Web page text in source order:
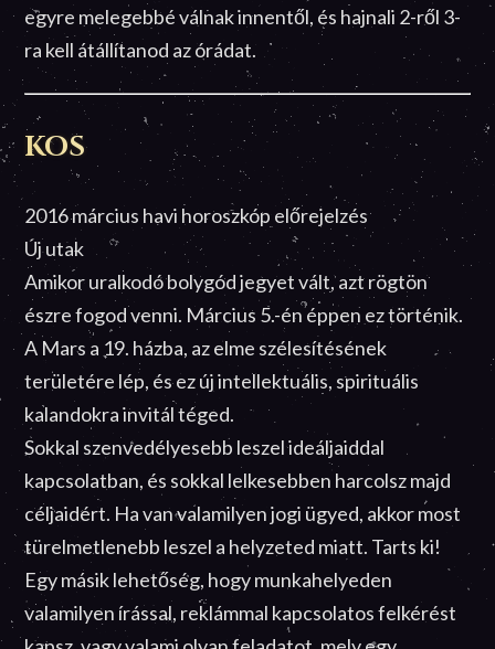
egyre melegebbé válnak innentől, és hajnali 2-ről 3-
ra kell átállítanod az órádat.
KOS
2016 március havi horoszkóp előrejelzés
Új utak
Amikor uralkodó bolygód jegyet vált, azt rögtön
észre fogod venni. Március 5.-én éppen ez történik.
A Mars a 19. házba, az elme szélesítésének
területére lép, és ez új intellektuális, spirituális
kalandokra invitál téged.
Sokkal szenvedélyesebb leszel ideáljaiddal
kapcsolatban, és sokkal lelkesebben harcolsz majd
céljaidért. Ha van valamilyen jogi ügyed, akkor most
türelmetlenebb leszel a helyzeted miatt. Tarts ki!
Egy másik lehetőség, hogy munkahelyeden
valamilyen írással, reklámmal kapcsolatos felkérést